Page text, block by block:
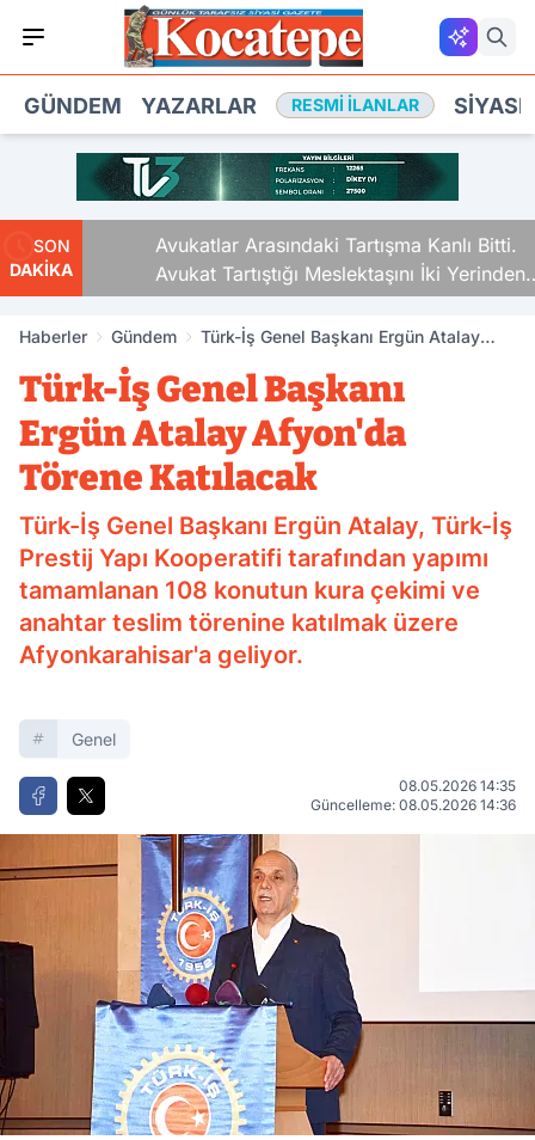
GÜNDEM YAZARLAR RESMI İLANLAR
SON
DAKİKA
Avukatlar Arasındaki Tartışma Kanlı Bitti.
Avukat Tartıştığı Meslektaşını İki Yerinden
Vurdu
Haberler Gündem
Türk-İş Genel Başkanı Ergün Atalay
Türk-İş Genel Başkanı
Ergün Atalay Afyon'da
Törene Katılacak
Türk-İş Genel Başkanı Ergün Atalay, Türk-İş
Prestij Yapı Kooperatifi tarafından yapımı
tamamlanan 108 konutun kura çekimi ve
anahtar teslim törenine katılmak üzere
Afyonkarahisar'a geliyor.
Genel
08.05.2026 14:35
Güncelleme: 08.05.2026 14:36